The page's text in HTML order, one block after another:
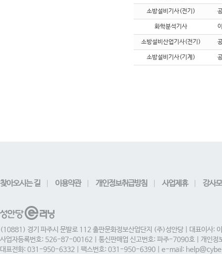
소방설비기사(전기)
화학분석기사
소방설비산업기사(전기)
소방설비기사(기계)
찾아오시는 길 이용약관 개인정보취급방침 사업제휴 강사
(10881) 경기 파주시 문발로 112 출판문화정보산업단지 (주)성안당 | 대표이사:
사업자등록번호: 526-87-00162 | 통신판매업 신고번호: 파주-7090호 | 개인정
대표전화: 031-950-6332 | 팩스번호: 031-950-6390 | e-mail: